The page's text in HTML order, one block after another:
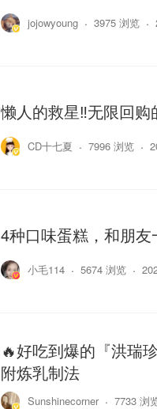
jojowyoung 3975 浏览
懒人的救星‼️无限回
CD十七夏 7996 浏览
4种口味蛋糕，和朋友
小毛114 5674 浏览
🔥好吃到爆的『洪瑞
附炼乳制法
Sunshinecorner 7733 浏